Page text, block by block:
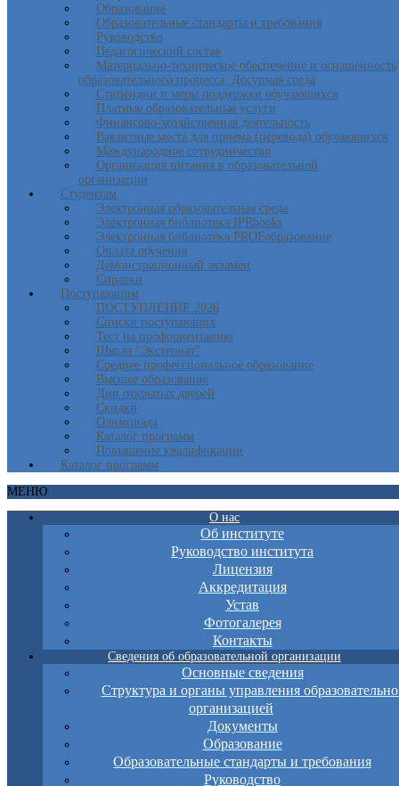
Образование
Образовательные стандарты и требования
Руководство
Педагогический состав
Материально-техническое обеспечение и оснащенность
образовательного процесса. Досупная среда
Стипендии и меры поддержки обучающихся
Платные образовательные услуги
Финансово-хозяйственная деятельность
Вакантные места для приема (перевода) обучающихся
Международное сотрудничество
Организация питания в образовательной
организации
Студентам
Электронная образовательная среда
Электронная библиотека IPRbooks
Электронная библиотека PROFобразование
Оплата обучения
Демонстрационный экзамен
Справки
Поступающим
ПОСТУПЛЕНИЕ 2026
Списки поступающих
Тест на профориентацию
Школа "Экстернат"
Среднее профессиональное образование
Высшее образование
Дни открытых дверей
Скидки
Олимпиада
Каталог программ
Повышение квалификации
Каталог программ
МЕНЮ
О нас
Об институте
Руководство института
Лицензия
Аккредитация
Устав
Фотогалерея
Контакты
Сведения об образовательной организации
Основные сведения
Структура и органы управления
организацией
Документы
Образование
Образовательные стандарты и требования
Руководство